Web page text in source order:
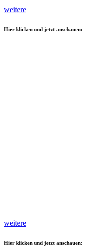
weitere
Hier klicken und jetzt anschauen:
weitere
Hier klicken und jetzt anschauen: